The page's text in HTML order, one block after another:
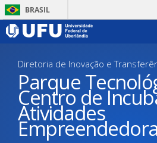
Pular
para
BRASIL
Diretoria de Inovação e
Parque
Centro de
Atividades